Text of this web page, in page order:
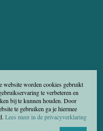
website worden cookies gebruikt
te verbeteren en
bij te kunnen houden. Door
te gebruiken ga je hiermee
Lees meer in de privacyverklaring